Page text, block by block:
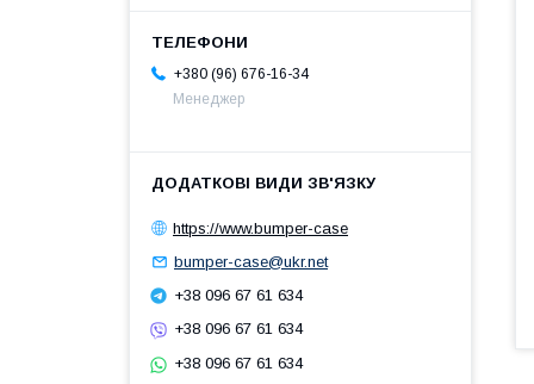
+380 (96) 676-16-34
Менеджер
https://www.bumper-case
bumper-case@ukr.net
+38 096 67 61 634
+38 096 67 61 634
+38 096 67 61 634